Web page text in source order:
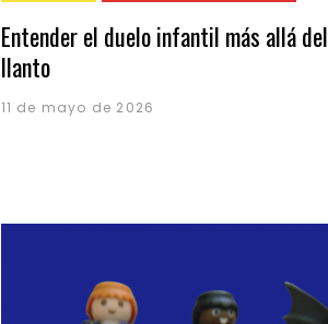
Entender el duelo infantil más allá del
llanto
11 de mayo de 2026